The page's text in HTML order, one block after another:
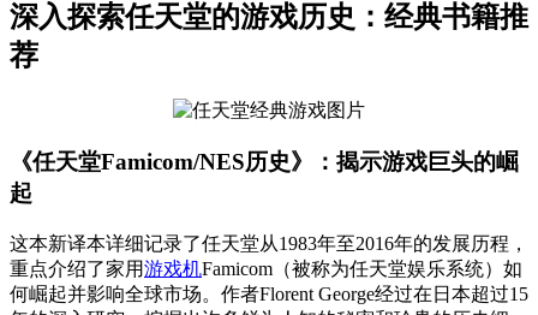
深入探索任天堂的游戏历史：经典书籍推
荐
《任天堂Famicom/NES历史》：揭示游戏巨头的崛
起
这本新译本详细记录了任天堂从1983年至2016年的发展历程，
重点介绍了家用游戏机Famicom（被称为任天堂娱乐系统）如
何崛起并影响全球市场。作者Florent George经过在日本超过15